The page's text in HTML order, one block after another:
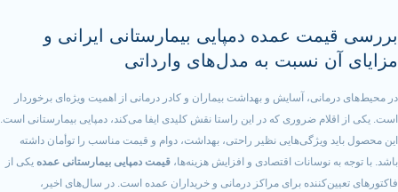
عمده دمپایی بیمارستانی ایرانی و
نسبت به مدل‌های وارداتی
آسایش و بهداشت بیماران و کادر درمانی از اهمیت ویژه‌ای برخوردار
ضروری که در این راستا نقش کلیدی ایفا می‌کند، دمپایی بیمارستانی است.
ویژگی‌هایی نظیر راحتی، بهداشت، دوام و قیمت مناسب را توأمان داشته
نوسانات اقتصادی و افزایش هزینه‌ها، قیمت دمپایی بیمارستانی عمدهیکی از
برای مراکز درمانی و خریداران عمده است. در سال‌های اخیر،